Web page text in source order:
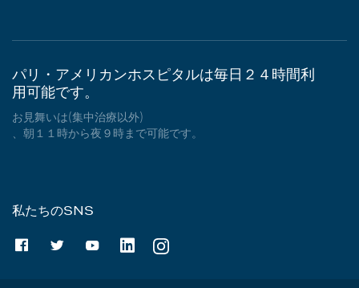
パリ・アメリカンホスピタルは毎日２４時間利
用可能です。
お見舞いは(集中治療以外)
、朝１１時から夜９時まで可能です。
私たちのSNS